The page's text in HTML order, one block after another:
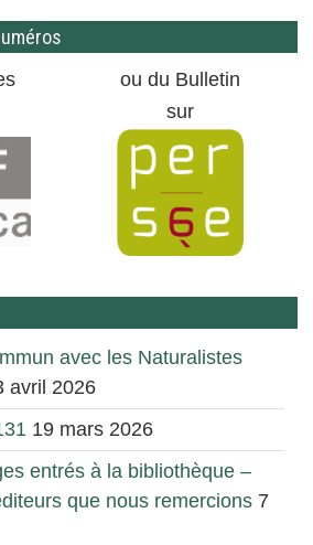
ou du Bulletin
sur
avec les Naturalistes
avril 2026
19 mars 2026
entrés à la bibliothèque –
que nous remercions 7